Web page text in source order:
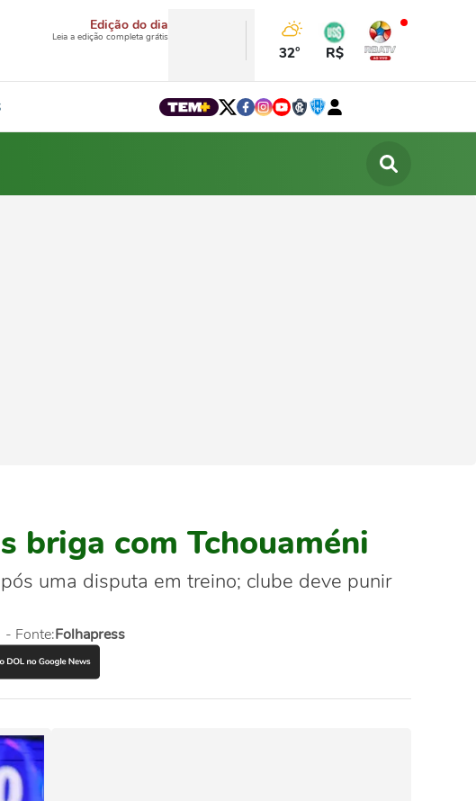
Edição do dia
Leia a edição completa grátis
32° R$
briga com Tchouaméni
uma disputa em treino; clube deve punir
- Fonte:Folhapress